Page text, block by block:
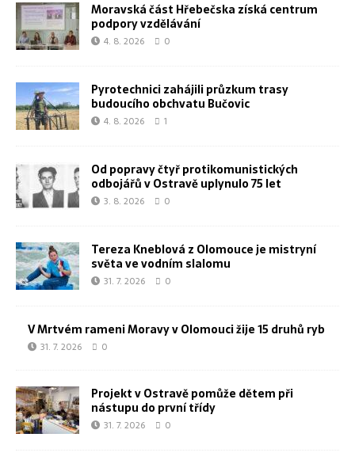
Moravská část Hřebečska získá centrum
podpory vzdělávání
4. 8. 2026 0
Pyrotechnici zahájili průzkum trasy
budoucího obchvatu Bučovic
4. 8. 2026 1
Od popravy čtyř protikomunistických
odbojářů v Ostravě uplynulo 75 let
3. 8. 2026 0
Tereza Kneblová z Olomouce je mistryní
světa ve vodním slalomu
31. 7. 2026 0
V Mrtvém rameni Moravy v Olomouci žije 15 druhů ryb
31. 7. 2026 0
Projekt v Ostravě pomůže dětem při
nástupu do první třídy
31. 7. 2026 0